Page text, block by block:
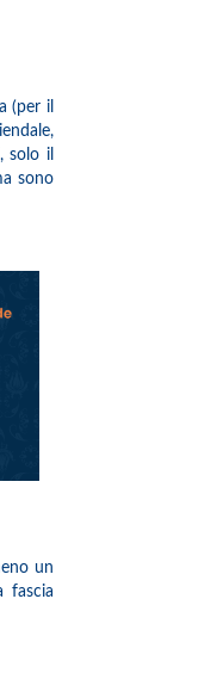
(per il
solo il
sono
un
fascia